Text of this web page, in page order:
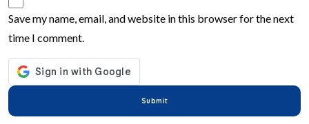
Save my name, email, and website in this browser for the next
time I comment.